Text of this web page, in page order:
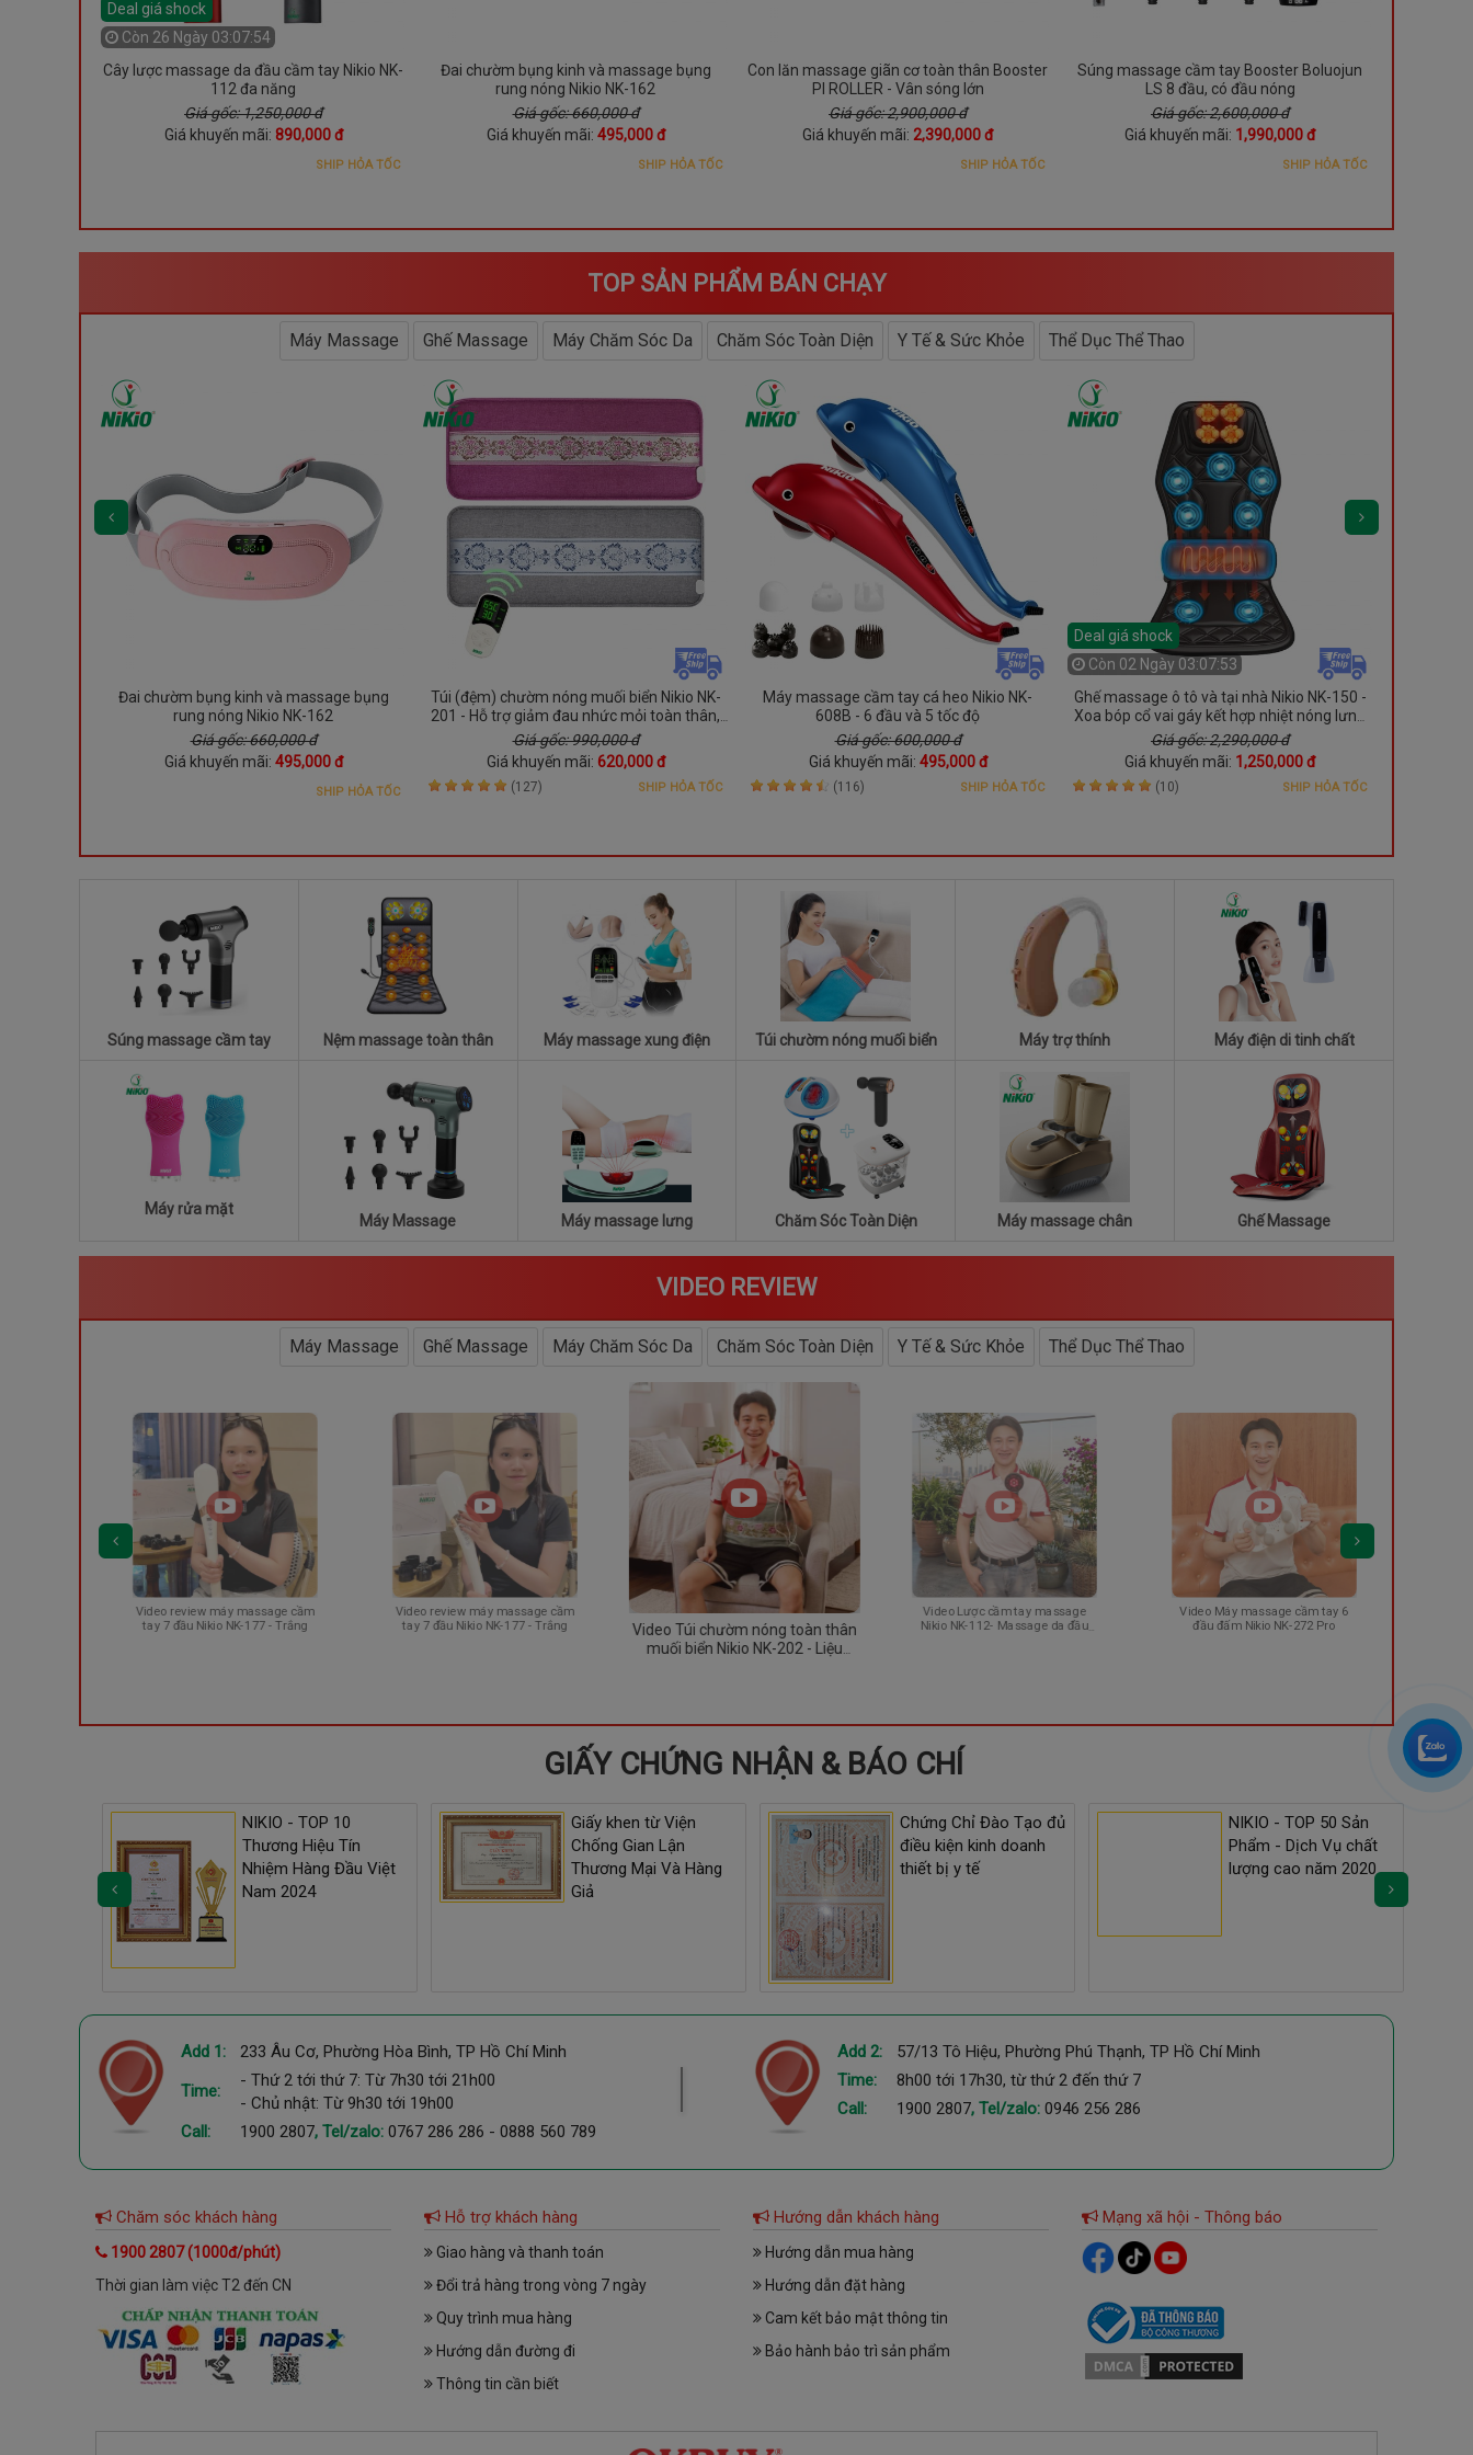
Deal giá shock
Còn 26 Ngày 03:07:52
Cây lược massage da đầu cầm tay Nikio NK-
112 đa năng
Giá gốc: 1,250,000 đ
Giá khuyến mãi: 890,000 đ
SHIP HỎA TỐC
Đai chườm bụng kinh và massage bụng
rung nóng Nikio NK-162
Giá gốc: 660,000 đ
Giá khuyến mãi: 495,000 đ
SHIP HỎA TỐC
Con lăn massage giãn cơ toàn thân Booster
PI ROLLER - Vân sóng lớn
Giá gốc: 2,900,000 đ
Giá khuyến mãi: 2,390,000 đ
SHIP HỎA TỐC
Súng massage cầm tay Booster Boluojun
LS 8 đầu, có đầu nóng
Giá gốc: 2,600,000 đ
Giá khuyến mãi: 1,990,000 đ
SHIP HỎA TỐC
TOP SẢN PHẨM BÁN CHẠY
Máy Massage Ghế Massage Máy Chăm Sóc Da Chăm Sóc Toàn Diện Y Tế & Sức Khỏe Thể Dục Thể Thao
Đai chườm bụng kinh và massage bụng
rung nóng Nikio NK-162
Giá gốc: 660,000 đ
Giá khuyến mãi: 495,000 đ
SHIP HỎA TỐC
Túi (đệm) chườm nóng muối biển Nikio NK-
201 - Hỗ trợ giảm đau nhức mỏi toàn thân,
túi chườm nóng hỗ trợ giảm đau bụng kinh
Giá gốc: 990,000 đ
Giá khuyến mãi: 620,000 đ
(127) SHIP HỎA TỐC
Máy massage cầm tay cá heo Nikio NK-
608B - 6 đầu và 5 tốc độ
Giá gốc: 600,000 đ
Giá khuyến mãi: 495,000 đ
(116) SHIP HỎA TỐC
Deal giá shock
Còn 02 Ngày 03:07:51
Ghế massage ô tô và tại nhà Nikio NK-150 -
Xoa bóp cổ vai gáy kết hợp nhiệt nóng lưng
và rung toàn thân
Giá gốc: 2,290,000 đ
Giá khuyến mãi: 1,250,000 đ
(10) SHIP HỎA TỐC
Súng massage cầm tay Nệm massage toàn thân Máy massage xung điện Túi chườm nóng muối biển Máy trợ thính Máy điện di tinh chất
Máy rửa mặt
Máy Massage Máy massage lưng Chăm Sóc Toàn Diện Máy massage chân Ghế Massage
VIDEO REVIEW
Máy Massage Ghế Massage Máy Chăm Sóc Da Chăm Sóc Toàn Diện Y Tế & Sức Khỏe Thể Dục Thể Thao
Video review máy massage cầm
Video review máy massage cầm
tay 7 đầu Nikio NK-177 - Trắng
Video Túi chườm nóng toàn thân
muối biển Nikio NK-202 - Liệu
pháp làm ấm, thư giãn cơ thể mỗi
Video Lược cầm tay massage
Nikio NK-112- Massage da đầu
thư giãn, kích thích chân tóc chắc
Video Máy massage cầm tay 6
đầu đấm Nikio NK-272 Pro
GIẤY CHỨNG NHẬN & BÁO CHÍ
NIKIO - TOP 10
Thương Hiệu Tín
Nhiệm Hàng Đầu Việt
Nam 2024
Giấy khen từ Viện
Chống Gian Lận
Thương Mại Và Hàng
Giả
Chứng Chỉ Đào Tạo đủ
điều kiện kinh doanh
thiết bị y tế
NIKIO - TOP 50 Sản
Phẩm - Dịch Vụ chất
lượng cao năm 2020
Add 1: 233 Âu Cơ, Phường Hòa Bình, TP Hồ Chí Minh
Time:
- Thứ 2 tới thứ 7: Từ 7h30 tới 21h00
- Chủ nhật: Từ 9h30 tới 19h00
Call:
1900 2807, Tel/zalo: 0767 286 286 - 0888 560 789
Add 2:
57/13 Tô Hiệu, Phường Phú Thạnh, TP Hồ Chí Minh
Time:
8h00 tới 17h30, từ thứ 2 đến thứ 7
Call:
1900 2807, Tel/zalo: 0946 256 286
Chăm sóc khách hàng
1900 2807 (1000đ/phút)
Thời gian làm việc T2 đến CN
Hỗ trợ khách hàng
Giao hàng và thanh toán
Đổi trả hàng trong vòng 7 ngày
Quy trình mua hàng
Hướng dẫn đường đi
Thông tin cần biết
Hướng dẫn khách hàng
Hướng dẫn mua hàng
Hướng dẫn đặt hàng
Cam kết bảo mật thông tin
Bảo hành bảo trì sản phẩm
Mạng xã hội - Thông báo